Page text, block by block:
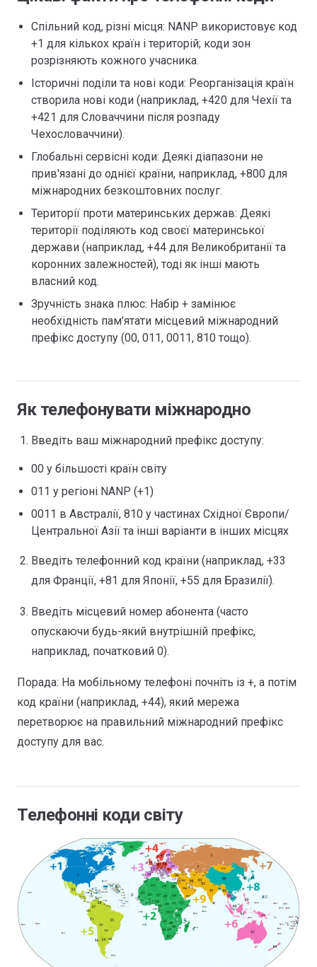
Спільний код, різні місця: NANP використовує код
+1 для кількох країн і територій; коди зон
розрізняють кожного учасника.
Історичні поділи та нові коди: Реорганізація країн
створила нові коди (наприклад, +420 для Чехії та
+421 для Словаччини після розпаду
Чехословаччини).
Глобальні сервісні коди: Деякі діапазони не
прив'язані до однієї країни, наприклад, +800 для
міжнародних безкоштовних послуг.
Території проти материнських держав: Деякі
території поділяють код своєї материнської
держави (наприклад, +44 для Великобританії та
коронних залежностей), тоді як інші мають
власний код.
Зручність знака плюс: Набір + замінює
необхідність пам'ятати місцевий міжнародний
префікс доступу (00, 011, 0011, 810 тощо).
Як телефонувати міжнародно
Введіть ваш міжнародний префікс доступу:
00 у більшості країн світу
011 у регіоні NANP (+1)
0011 в Австралії, 810 у частинах Східної Європи/
Центральної Азії та інші варіанти в інших місцях
Введіть телефонний код країни (наприклад, +33
для Франції, +81 для Японії, +55 для Бразилії).
Введіть місцевий номер абонента (часто
опускаючи будь-який внутрішній префікс,
наприклад, початковий 0).
Порада: На мобільному телефоні почніть із +, а потім
код країни (наприклад, +44), який мережа
перетворює на правильний міжнародний префікс
доступу для вас.
Телефонні коди світу